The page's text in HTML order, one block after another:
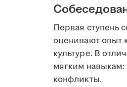
Первая ступень
оценивают опыт
культуре. В
мягким
конфликты.